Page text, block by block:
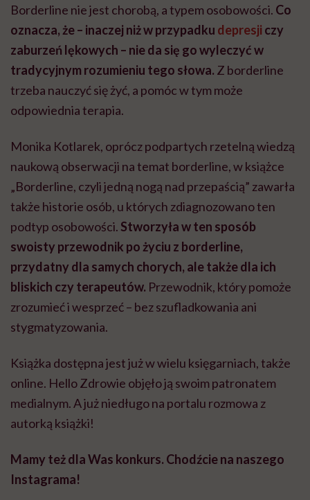
Borderline nie jest chorobą, a typem osobowości. Co
oznacza, że – inaczej niż w przypadku depresji czy
zaburzeń lękowych – nie da się go wyleczyć w
tradycyjnym rozumieniu tego słowa. Z borderline
trzeba nauczyć się żyć, a pomóc w tym może
odpowiednia terapia.
Monika Kotlarek, oprócz podpartych rzetelną wiedzą
naukową obserwacji na temat borderline, w książce
„Borderline, czyli jedną nogą nad przepaścią” zawarła
także historie osób, u których zdiagnozowano ten
podtyp osobowości. Stworzyła w ten sposób
swoisty przewodnik po życiu z borderline,
przydatny dla samych chorych, ale także dla ich
bliskich czy terapeutów. Przewodnik, który pomoże
zrozumieć i wesprzeć – bez szufladkowania ani
stygmatyzowania.
Książka dostępna jest już w wielu księgarniach, także
online. Hello Zdrowie objęło ją swoim patronatem
medialnym. A już niedługo na portalu rozmowa z
autorką książki!
Mamy też dla Was konkurs. Chodźcie na naszego
Instagrama!